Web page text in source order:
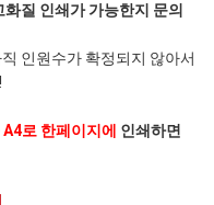
화질 인쇄가 가능한지 문의
인원수가 확정되지 않아서
A4로 한페이지에 인쇄하면